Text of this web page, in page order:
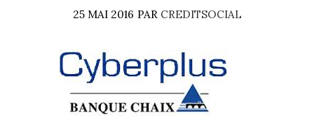
25 MAI 2016 PAR CREDITSOCIAL